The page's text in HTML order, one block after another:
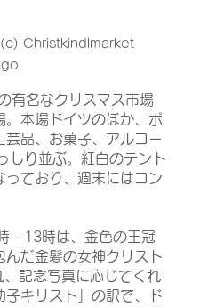
Christkindlmarket
有名なクリスマス市場
。本場ドイツのほか、ポ
芸品、お菓子、アルコー
しり並ぶ。紅白のテント
っており、週末にはコン
- 13時は、金色の王冠
んだ金髪の女神クリスト
記念写真に応じてくれ
子キリスト」の訳で、ド